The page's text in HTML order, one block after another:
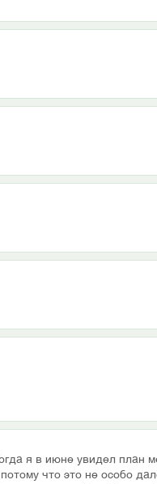
я в июне увидел план
что это не особо